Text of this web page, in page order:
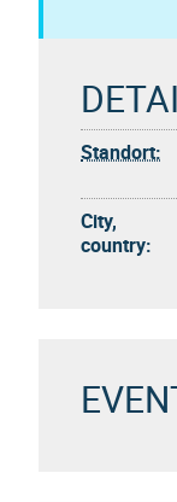
Standort:
City,
country: